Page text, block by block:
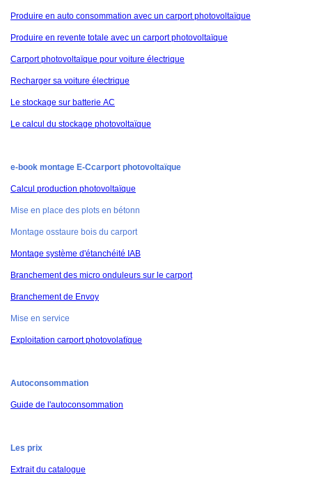
Produire en auto consommation avec un carport photovoltaïque
Produire en revente totale avec un carport photovoltaïque
Carport photovoltaïque pour voiture électrique
Recharger sa voiture électrique
Le stockage sur batterie AC
Le calcul du stockage photovoltaïque
e-book montage E-Ccarport photovoltaïque
Calcul production photovoltaïque
Mise en place des plots en bétonn
Montage osstaure bois du carport
Montage système d'étanchéité IAB
Branchement des micro onduleurs sur le carport
Branchement de Envoy
Mise en service
Exploitation carport photovolatïque
Autoconsommation
Guide de l'autoconsommation
Les prix
Extrait du catalogue